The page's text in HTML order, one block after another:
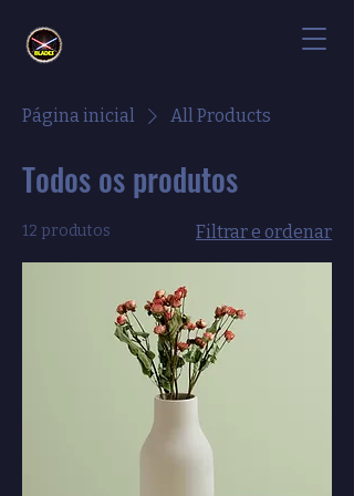
Página inicial All Products
Todos os produtos
12 produtos Filtrar e ordenar